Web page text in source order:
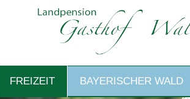
FREIZEIT BAYERISCHER WALD